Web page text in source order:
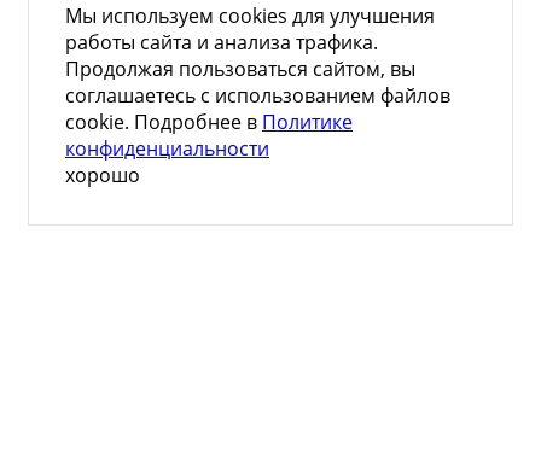
Мы используем cookies для улучшения
работы сайта и анализа трафика.
Продолжая пользоваться сайтом, вы
соглашаетесь с использованием файлов
cookie. Подробнее в Политике
конфиденциальности
хорошо